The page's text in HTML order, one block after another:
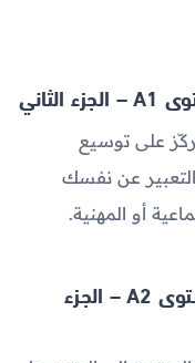
على توسيع
عن نفسك
أو المهنية.
4- كورس تعلم اللغة الألمانية مستوى A2 – الجزء